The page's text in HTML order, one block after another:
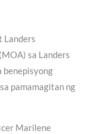
Landers
sa Landers
benepisyong
pamamagitan ng
Marilene